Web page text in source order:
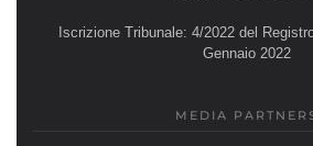
Iscrizione Tribunale: 4/2022 del
Gennaio 2022
MEDIA